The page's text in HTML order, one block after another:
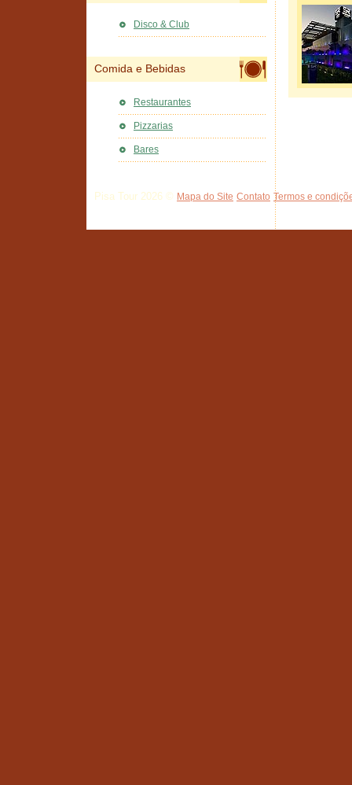
Disco & Club
Comida e Bebidas
Restaurantes
Pizzarias
Bares
Pisa Tour 2026 © Mapa do Site Contato Termos e